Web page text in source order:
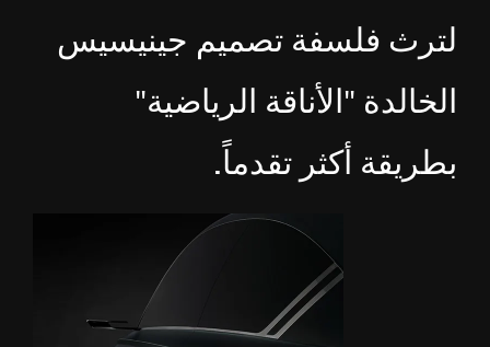
لترث فلسفة تصميم جينيسيس
الخالدة "الأناقة الرياضية"
بطريقة أكثر تقدماً.